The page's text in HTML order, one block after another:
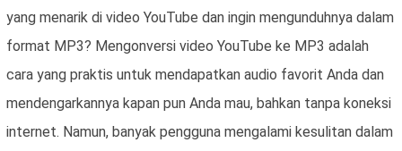
yang menarik di video YouTube dan ingin mengunduhnya dalam
format MP3? Mengonversi video YouTube ke MP3 adalah
cara yang praktis untuk mendapatkan audio favorit Anda dan
mendengarkannya kapan pun Anda mau, bahkan tanpa koneksi
internet. Namun, banyak pengguna mengalami kesulitan dalam